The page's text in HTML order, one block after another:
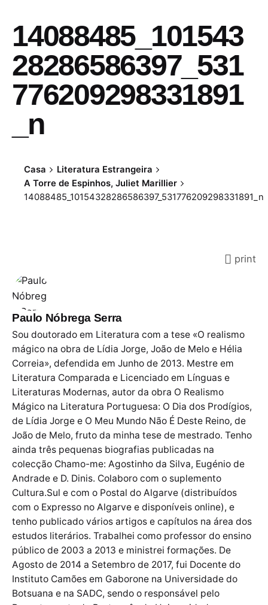
14088485_101543
28286586397_531
776209298331891
_n
Casa
Literatura Estrangeira
A Torre de Espinhos, Juliet Marillier
14088485_10154328286586397_531776209298331891_n
print
Paulo Nóbrega Serra
Sou doutorado em Literatura com a tese «O realismo
mágico na obra de Lídia Jorge, João de Melo e Hélia
Correia», defendida em Junho de 2013. Mestre em
Literatura Comparada e Licenciado em Línguas e
Literaturas Modernas, autor da obra O Realismo
Mágico na Literatura Portuguesa: O Dia dos Prodígios,
de Lídia Jorge e O Meu Mundo Não É Deste Reino, de
João de Melo, fruto da minha tese de mestrado. Tenho
ainda três pequenas biografias publicadas na
colecção Chamo-me: Agostinho da Silva, Eugénio de
Andrade e D. Dinis. Colaboro com o suplemento
Cultura.Sul e com o Postal do Algarve (distribuídos
com o Expresso no Algarve e disponíveis online), e
tenho publicado vários artigos e capítulos na área dos
estudos literários. Trabalhei como professor do ensino
público de 2003 a 2013 e ministrei formações. De
Agosto de 2014 a Setembro de 2017, fui Docente do
Instituto Camões em Gaborone na Universidade do
Botsuana e na SADC, sendo o responsável pelo